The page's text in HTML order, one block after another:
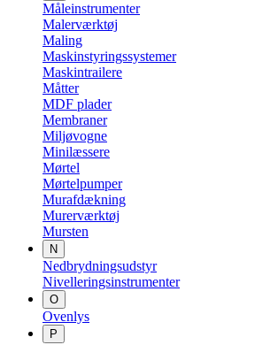
Måleinstrumenter
Malerværktøj
Maling
Maskinstyringssystemer
Maskintrailere
Måtter
MDF plader
Membraner
Miljøvogne
Minilæssere
Mørtel
Mørtelpumper
Murafdækning
Murerværktøj
Mursten
N
Nedbrydningsudstyr
Nivelleringsinstrumenter
O
Ovenlys
P